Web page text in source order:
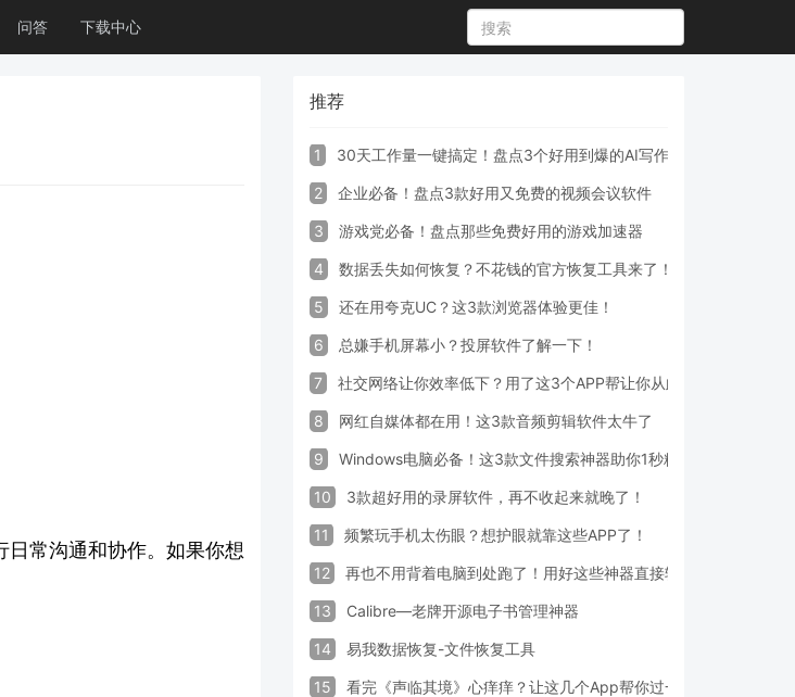
问答 下载中心
常沟通和协作。如果你想
推荐
1 30天工作量一键搞定！盘点3个好用到爆的AI写作生成器工具
2 企业必备！盘点3款好用又免费的视频会议软件
3 游戏党必备！盘点那些免费好用的游戏加速器
4 数据丢失如何恢复？不花钱的官方恢复工具来了！
5 还在用夸克UC？这3款浏览器体验更佳！
6 总嫌手机屏幕小？投屏软件了解一下！
7 社交网络让你效率低下？用了这3个APP帮让你从此戒掉手机！
8 网红自媒体都在用！这3款音频剪辑软件太牛了
9 Windows电脑必备！这3款文件搜索神器助你1秒精准定位文件
10 3款超好用的录屏软件，再不收起来就晚了！
11 频繁玩手机太伤眼？想护眼就靠这些APP了！
12 再也不用背着电脑到处跑了！用好这些神器直接轻松办公
13 Calibre—老牌开源电子书管理神器
14 易我数据恢复-文件恢复工具
15 看完《声临其境》心痒痒？让这几个App帮你过一把配音瘾